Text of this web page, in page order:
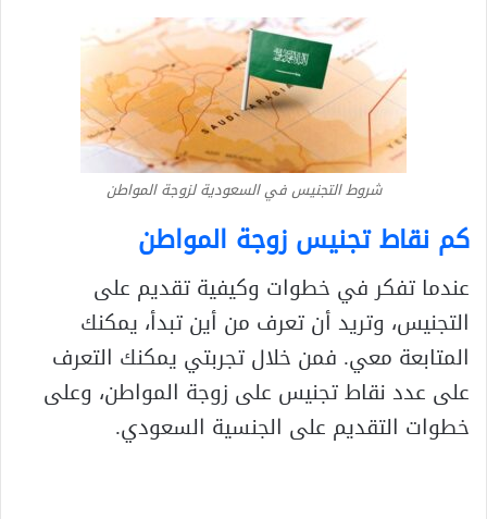
شروط التجنيس في السعودية لزوجة المواطن
كم نقاط تجنيس زوجة المواطن
عندما تفكر في خطوات وكيفية تقديم على
التجنيس، وتريد أن تعرف من أين تبدأ، يمكنك
المتابعة معي. فمن خلال تجربتي يمكنك التعرف
على عدد نقاط تجنيس على زوجة المواطن، وعلى
خطوات التقديم على الجنسية السعودي.